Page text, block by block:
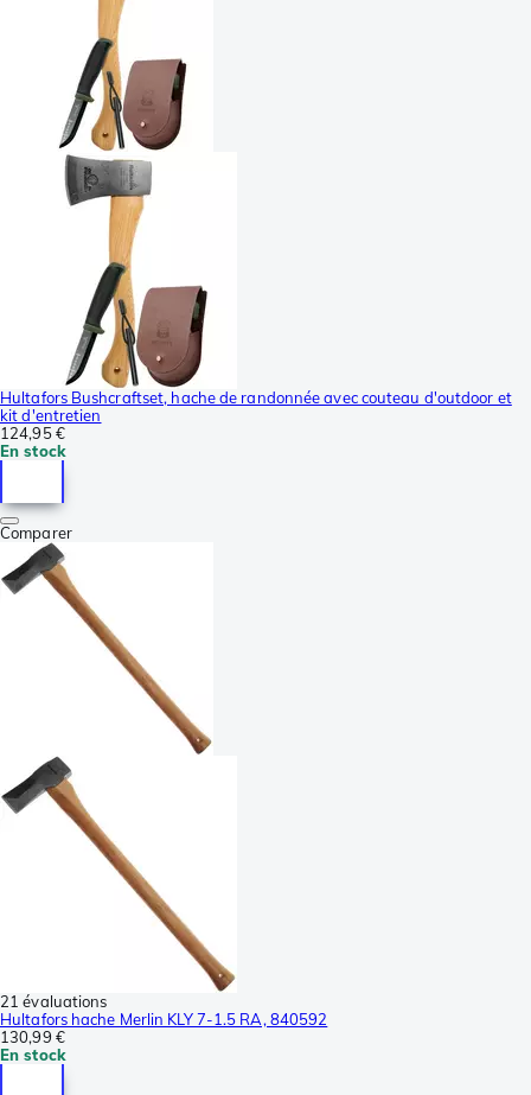
Hultafors Bushcraftset, hache de randonnée avec couteau d'outdoor et
kit d'entretien
124,95 €
En stock
Comparer
21 évaluations
Hultafors hache Merlin KLY 7-1.5 RA, 840592
130,99 €
En stock